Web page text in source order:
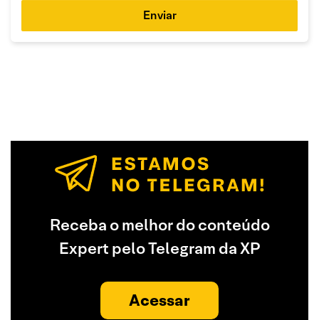
Enviar
Receba o melhor do conteúdo
Expert pelo Telegram da XP
Acessar